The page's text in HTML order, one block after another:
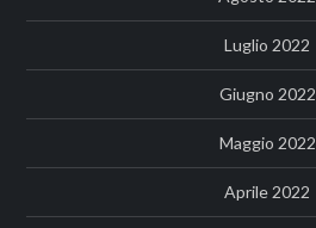
Luglio 2022
Giugno 2022
Maggio 2022
Aprile 2022